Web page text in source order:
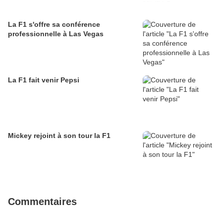
La F1 s'offre sa conférence
professionnelle à Las Vegas
La F1 fait venir Pepsi
Mickey rejoint à son tour la F1
Commentaires